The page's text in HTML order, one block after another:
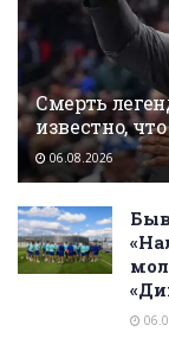
Смерть
известно,
06.08.2026